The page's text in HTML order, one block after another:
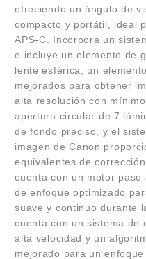
ofreciendo un ángulo de
compacto y portátil, ideal
APS-C. Incorpora un
e incluye un elemento de
lente esférica, un
mejorados para obtener
alta resolución con
apertura circular de 7
de fondo preciso, y el
imagen de Canon
equivalentes de
cuenta con un motor paso
de enfoque optimizado
suave y continuo durante
cuenta con un sistema de
alta velocidad y un
mejorado para un